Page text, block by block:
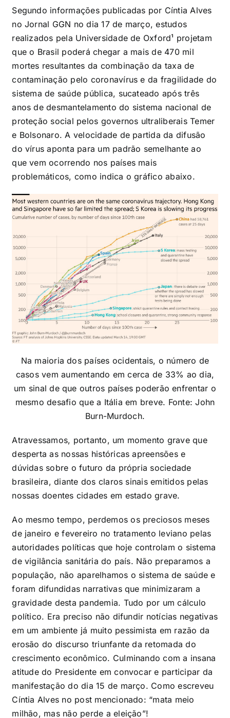
Segundo informações publicadas por Cíntia Alves
no Jornal GGN no dia 17 de março, estudos
realizados pela Universidade de Oxford¹ projetam
que o Brasil poderá chegar a mais de 470 mil
mortes resultantes da combinação da taxa de
contaminação pelo coronavírus e da fragilidade do
sistema de saúde pública, sucateado após três
anos de desmantelamento do sistema nacional de
proteção social pelos governos ultraliberais Temer
e Bolsonaro. A velocidade de partida da difusão
do vírus aponta para um padrão semelhante ao
que vem ocorrendo nos países mais
problemáticos, como indica o gráfico abaixo.
Na maioria dos países ocidentais, o número de
casos vem aumentando em cerca de 33% ao dia,
um sinal de que outros países poderão enfrentar o
mesmo desafio que a Itália em breve. Fonte: John
Burn-Murdoch.
Atravessamos, portanto, um momento grave que
desperta as nossas históricas apreensões e
dúvidas sobre o futuro da própria sociedade
brasileira, diante dos claros sinais emitidos pelas
nossas doentes cidades em estado grave.
Ao mesmo tempo, perdemos os preciosos meses
de janeiro e fevereiro no tratamento leviano pelas
autoridades políticas que hoje controlam o sistema
de vigilância sanitária do país. Não preparamos a
população, não aparelhamos o sistema de saúde e
foram difundidas narrativas que minimizaram a
gravidade desta pandemia. Tudo por um cálculo
político. Era preciso não difundir notícias negativas
em um ambiente já muito pessimista em razão da
erosão do discurso triunfante da retomada do
crescimento econômico. Culminando com a insana
atitude do Presidente em convocar e participar da
manifestação do dia 15 de março. Como escreveu
Cíntia Alves no post mencionado: “mata meio
milhão, mas não perde a eleição”!